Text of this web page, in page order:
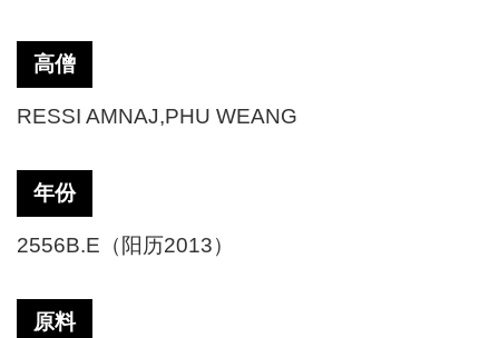
高僧
RESSI AMNAJ,PHU WEANG
年份
2556B.E（阳历2013）
原料